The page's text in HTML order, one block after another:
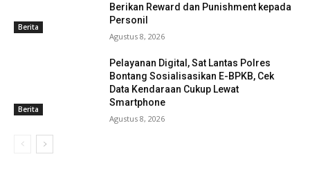
Berita
Berikan Reward dan Punishment kepada
Personil
Agustus 8, 2026
Berita
Pelayanan Digital, Sat Lantas Polres
Bontang Sosialisasikan E-BPKB, Cek
Data Kendaraan Cukup Lewat
Smartphone
Agustus 8, 2026